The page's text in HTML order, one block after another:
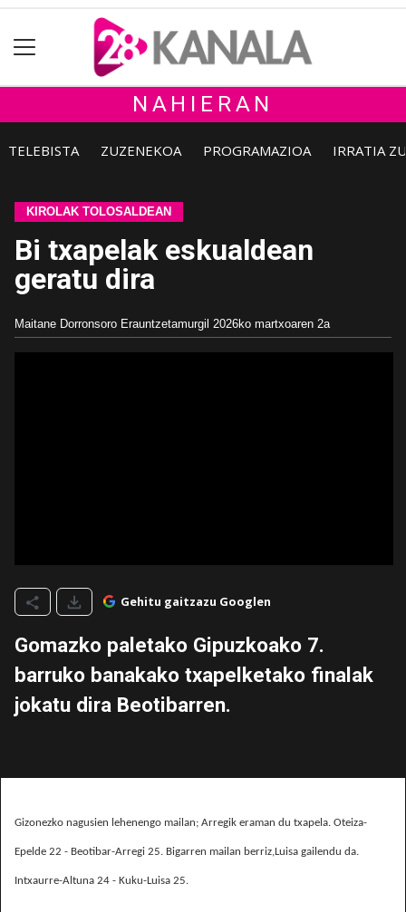
NAHIERAN
TELEBISTA ZUZENEKOA PROGRAMAZIOA IRRATIA
KIROLAK TOLOSALDEAN
Bi txapelak eskualdean
geratu dira
Maitane Dorronsoro Erauntzetamurgil 2026ko martxoaren 2a
Gehitu gaitzazu Googlen
Gomazko paletako Gipuzkoako 7.
barruko banakako txapelketako finalak
jokatu dira Beotibarren.
Gizonezko nagusien lehenengo mailan; Arregik eraman du txapela. Oteiza-
Epelde 22 - Beotibar-Arregi 25. Bigarren mailan berriz,Luisa gailendu da.
Intxaurre-Altuna 24 - Kuku-Luisa 25.